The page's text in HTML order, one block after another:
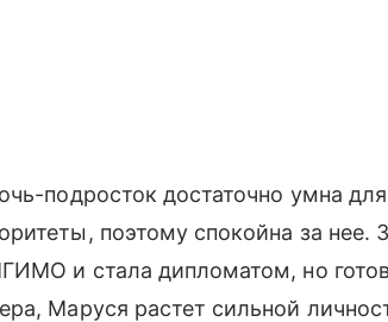
подросток достаточно умна
поэтому спокойна за нее.
и стала дипломатом, но
Маруся растет сильной